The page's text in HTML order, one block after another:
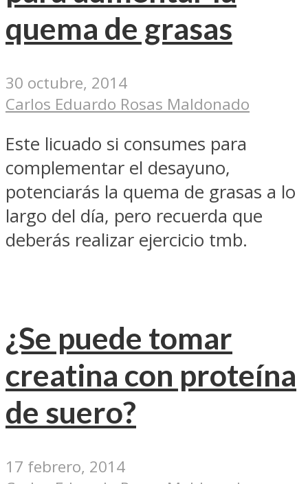
quema de grasas
30 octubre, 2014
Carlos Eduardo Rosas Maldonado
Este licuado si consumes para
complementar el desayuno,
potenciarás la quema de grasas a lo
largo del día, pero recuerda que
deberás realizar ejercicio tmb.
¿Se puede tomar
creatina con proteína
de suero?
17 febrero, 2014